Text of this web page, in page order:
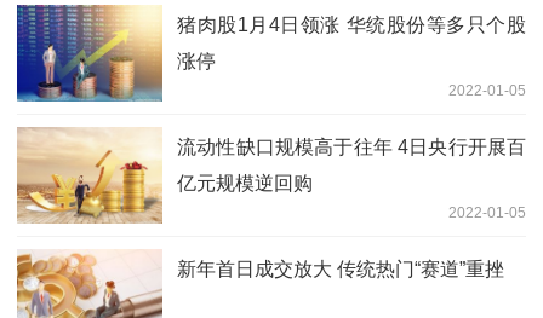
猪肉股1月4日领涨 华统股份等多只个股
涨停
2022-01-05
流动性缺口规模高于往年 4日央行开展百
亿元规模逆回购
2022-01-05
新年首日成交放大 传统热门“赛道”重挫